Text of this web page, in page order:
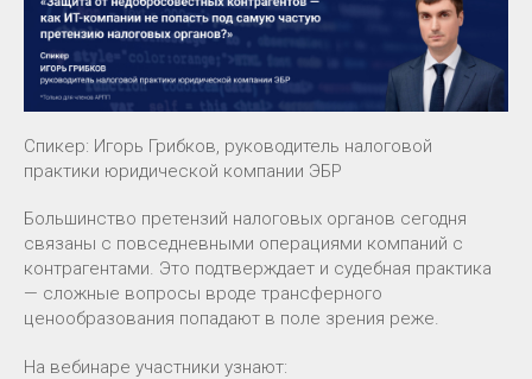
Спикер: Игорь Грибков, руководитель налоговой
практики юридической компании ЭБР
Большинство претензий налоговых органов сегодня
связаны с повседневными операциями компаний с
контрагентами. Это подтверждает и судебная практика
— сложные вопросы вроде трансферного
ценообразования попадают в поле зрения реже.
На вебинаре участники узнают: